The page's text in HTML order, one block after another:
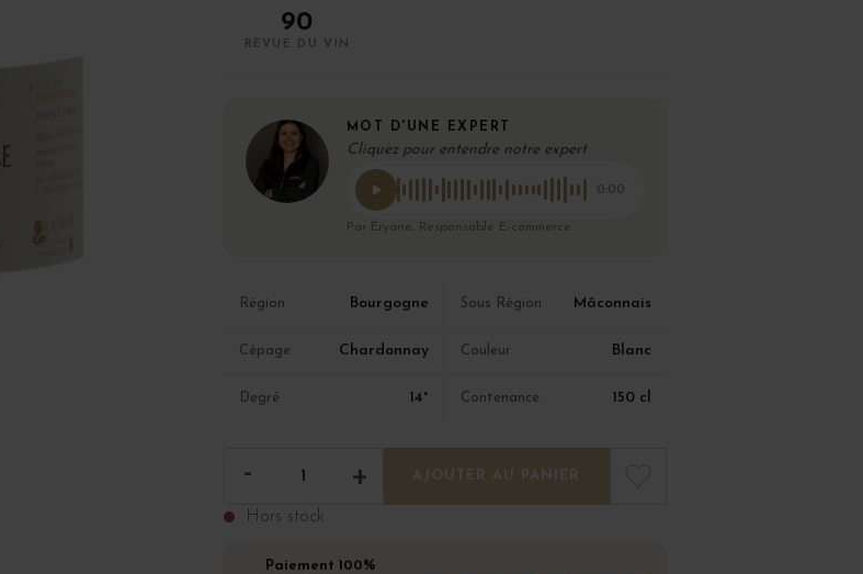
90
REVUE DU VIN
MOT D'UNE EXPERT
Cliquez pour entendre notre expert
0:00
Par Eryane, Responsable E-commerce
Région Bourgogne Sous Région Mâconnais
Cépage Chardonnay Couleur Blanc
Degré 14° Contenance 150 cl
AJOUTER AU PANIER
Hors stock
Paiement 100%